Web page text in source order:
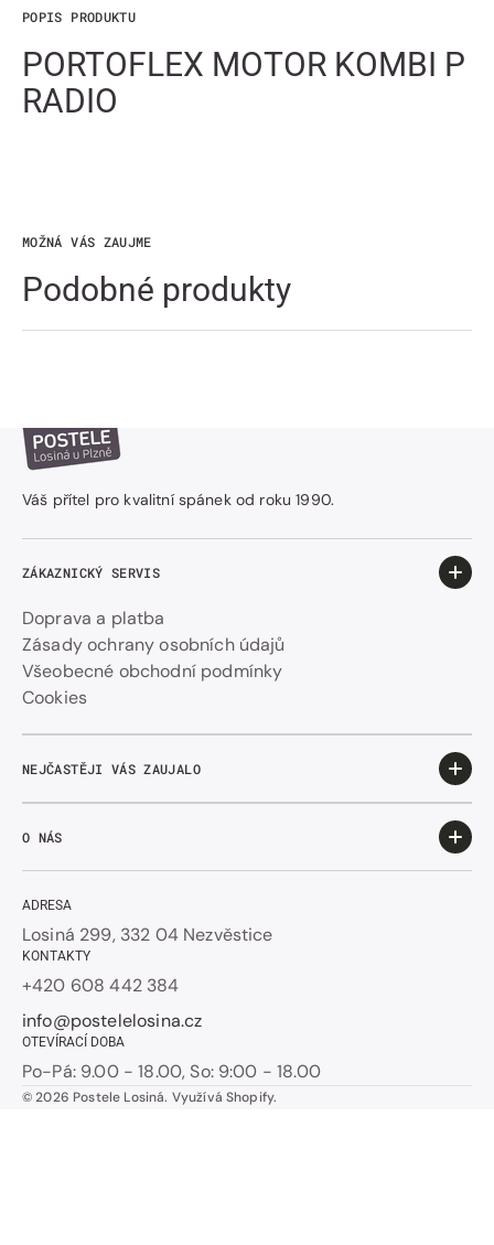
POPIS PRODUKTU
PORTOFLEX MOTOR KOMBI P
RADIO
MOŽNÁ VÁS ZAUJME
Podobné produkty
Váš přítel pro kvalitní spánek od roku 1990.
ZÁKAZNICKÝ SERVIS
Doprava a platba
Zásady ochrany osobních údajů
Všeobecné obchodní podmínky
Cookies
NEJČASTĚJI VÁS ZAUJALO
O NÁS
ADRESA
Losiná 299, 332 04 Nezvěstice
KONTAKTY
+420 608 442 384
info@postelelosina.cz
OTEVÍRACÍ DOBA
Po-Pá: 9.00 - 18.00, So: 9:00 - 18.00
© 2026 Postele Losiná. Využívá Shopify.